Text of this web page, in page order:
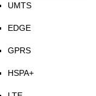
UMTS
EDGE
GPRS
HSPA+